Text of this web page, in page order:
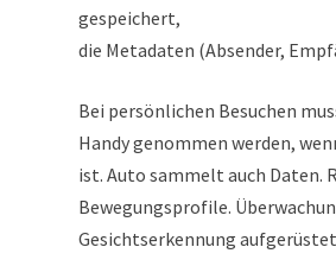
gespeichert,
die Metadaten (Absender,
Bei persönlichen Besuchen
Handy genommen werden,
ist. Auto sammelt auch Daten.
Bewegungsprofile.
Gesichtserkennung